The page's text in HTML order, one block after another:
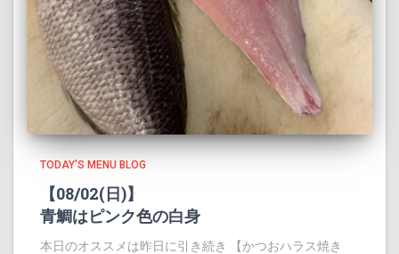
TODAY'S MENU BLOG
【08/02(日)】
青鯛はピンク色の白身
本日のオススメは昨日に引き続き 【かつおハラス焼き